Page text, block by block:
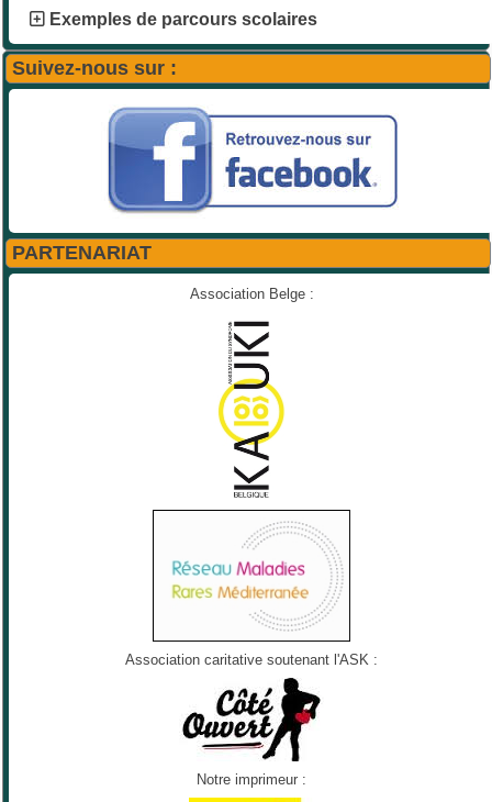
Exemples de parcours scolaires
Suivez-nous sur :
PARTENARIAT
Association Belge :
Association caritative soutenant l'ASK :
Notre imprimeur :